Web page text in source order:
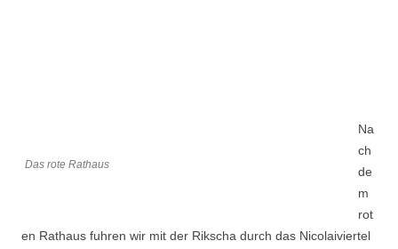
Das rote Rathaus
Na
ch
de
m
rot
en Rathaus fuhren wir mit der Rikscha durch das Nicolaiviertel